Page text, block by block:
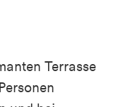
Terrasse